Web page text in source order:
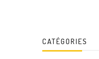
CATÉGORIES